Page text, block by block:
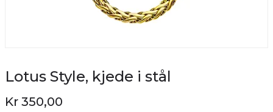
Lotus Style, kjede i stål
Kr 350,00